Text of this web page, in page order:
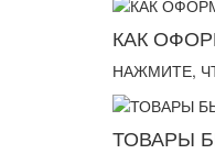
КАК
НАЖМИТЕ,
ТОВАРЫ